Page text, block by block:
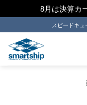
8月は決算カ
to
content
スピードキ